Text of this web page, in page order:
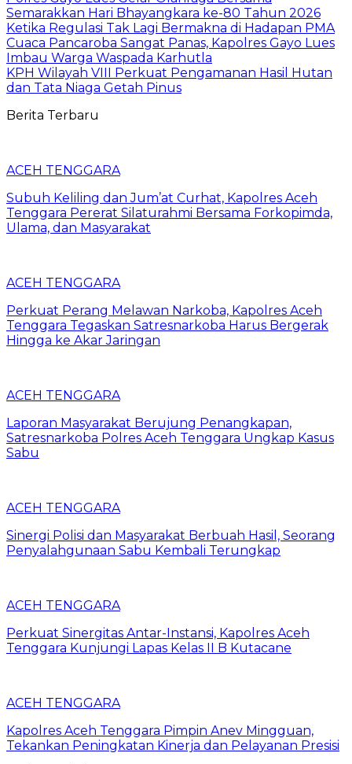
Semarakkan Hari Bhayangkara ke-80 Tahun 2026
Ketika Regulasi Tak Lagi Bermakna di Hadapan PMA
Cuaca Pancaroba Sangat Panas, Kapolres Gayo Lues
Imbau Warga Waspada Karhutla
KPH Wilayah VIII Perkuat Pengamanan Hasil Hutan
dan Tata Niaga Getah Pinus
Berita Terbaru
ACEH TENGGARA
Subuh Keliling dan Jum’at Curhat, Kapolres Aceh
Tenggara Pererat Silaturahmi Bersama Forkopimda,
Ulama, dan Masyarakat
ACEH TENGGARA
Perkuat Perang Melawan Narkoba, Kapolres Aceh
Tenggara Tegaskan Satresnarkoba Harus Bergerak
Hingga ke Akar Jaringan
ACEH TENGGARA
Laporan Masyarakat Berujung Penangkapan,
Satresnarkoba Polres Aceh Tenggara Ungkap Kasus
Sabu
ACEH TENGGARA
Sinergi Polisi dan Masyarakat Berbuah Hasil, Seorang
Penyalahgunaan Sabu Kembali Terungkap
ACEH TENGGARA
Perkuat Sinergitas Antar-Instansi, Kapolres Aceh
Tenggara Kunjungi Lapas Kelas II B Kutacane
ACEH TENGGARA
Kapolres Aceh Tenggara Pimpin Anev Mingguan,
Tekankan Peningkatan Kinerja dan Pelayanan Presisi